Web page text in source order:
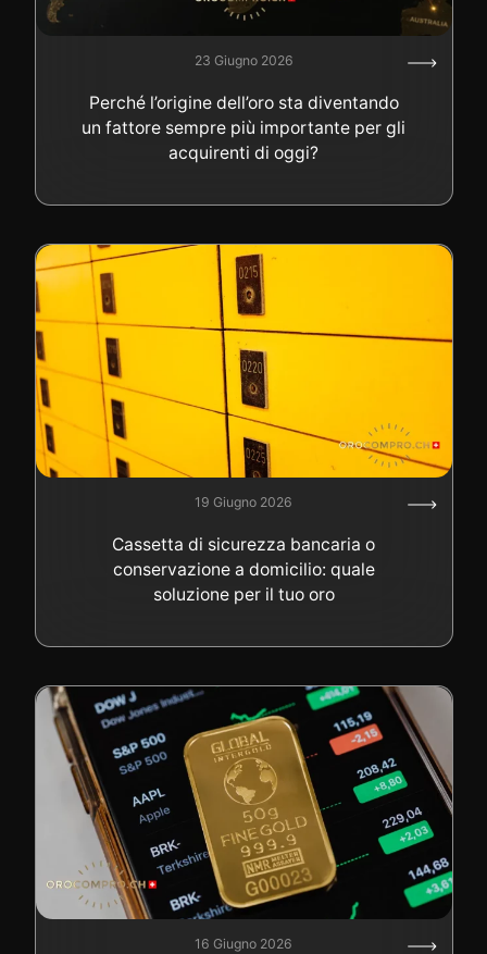
23 Giugno 2026
Perché l’origine dell’oro sta diventando
un fattore sempre più importante per gli
acquirenti di oggi?
19 Giugno 2026
Cassetta di sicurezza bancaria o
conservazione a domicilio: quale
soluzione per il tuo oro
16 Giugno 2026